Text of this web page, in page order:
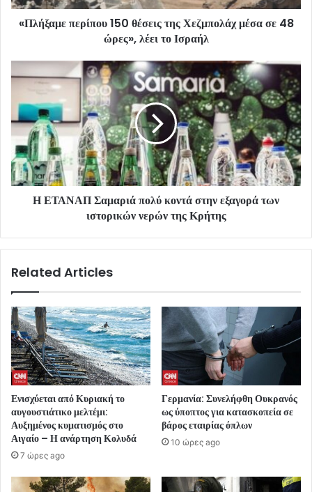
«Πλήξαμε περίπου 150 θέσεις της Χεζμπολάχ μέσα σε 48
ώρες», λέει το Ισραήλ
Η ΕΤΑΝΑΠ Σαμαριά πολύ κοντά στην εξαγορά των
ιστορικών νερών της Κρήτης
Related Articles
Ενισχύεται από Κυριακή το
αυγουστιάτικο μελτέμι:
Αυξημένος κυματισμός στο
Αιγαίο – Η ανάρτηση Κολυδά
7 ώρες ago
Γερμανία: Συνελήφθη Ουκρανός
ως ύποπτος για κατασκοπεία σε
βάρος εταιρίας όπλων
10 ώρες ago